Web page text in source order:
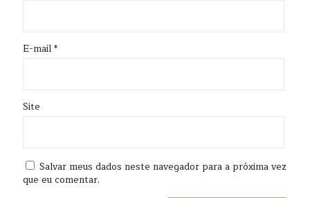
E-mail*
Site
Salvar meus dados neste navegador para a próxima vez
que eu comentar.